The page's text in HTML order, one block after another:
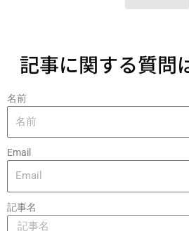
記事に関する質問
名前
Email
記事名